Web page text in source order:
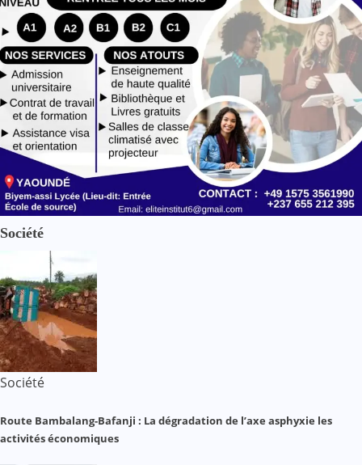
Société
Société
Route Bambalang-Bafanji : La dégradation de l’axe asphyxie les
activités économiques